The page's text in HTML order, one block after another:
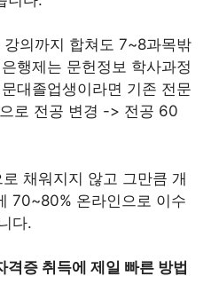
의까지 합쳐도 7~8과목밖
행제는 문헌정보 학사과정
대졸업생이라면 기존 전문
로 전공 변경 -> 전공 60
채워지지 않고 그만큼 개
70~80% 온라인으로 이수
다.
격증 취득에 제일 빠른 방법